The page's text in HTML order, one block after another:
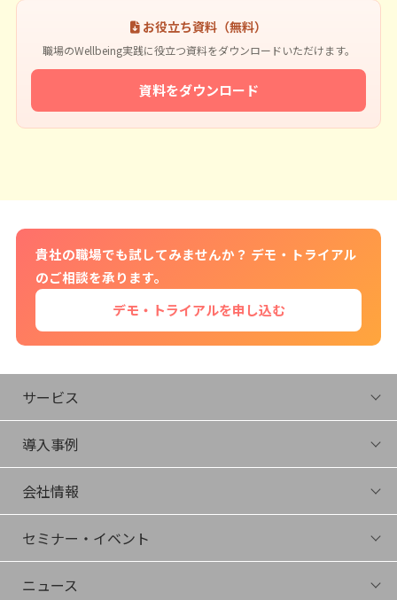
お役立ち資料（無料）
職場のWellbeing実践に役立つ資料をダウンロードいただけます。
資料をダウンロード
貴社の職場でも試してみませんか？ デモ・トライアル
のご相談を承ります。
デモ・トライアルを申し込む
サービス
FIRA
Energize
Juku
導入事例
会社情報
会社概要
役員紹介
セミナー・イベント
セミナー・イベント一覧
アーカイブ
ニュース